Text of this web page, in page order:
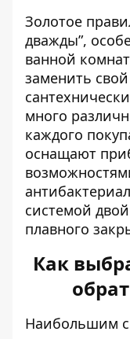
Золотое
дважды”,
ванной
заменить
много
каждого
оснащают
системой
плавного
Как
Наибольшим